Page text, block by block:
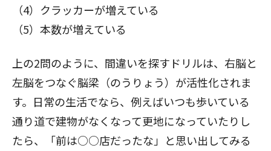
（4）クラッカーが増えている
（5）本数が増えている
上の2問のように、間違いを探すドリルは、右脳と
左脳をつなぐ脳梁（のうりょう）が活性化されま
す。日常の生活でなら、例えばいつも歩いている
通り道で建物がなくなって更地になっていたりし
たら、「前は○○店だったな」と思い出してみる